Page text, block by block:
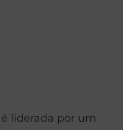
liderada por um